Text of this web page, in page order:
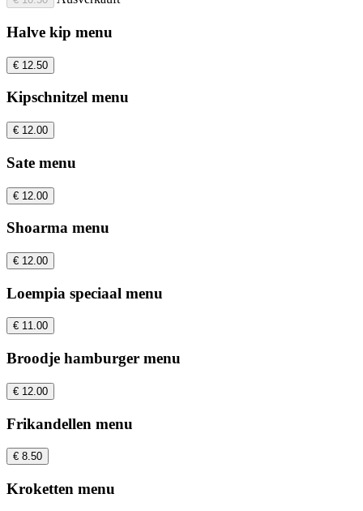
Halve kip menu
€ 12.50
Kipschnitzel menu
€ 12.00
Sate menu
€ 12.00
Shoarma menu
€ 12.00
Loempia speciaal menu
€ 11.00
Broodje hamburger menu
€ 12.00
Frikandellen menu
€ 8.50
Kroketten menu